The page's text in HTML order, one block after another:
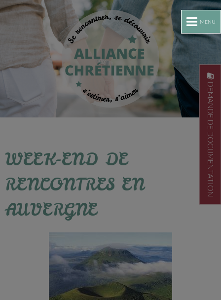
MENU
DEMANDE DE DOCUMENTATION
WEEK-END DE
RENCONTRES EN
AUVERGNE